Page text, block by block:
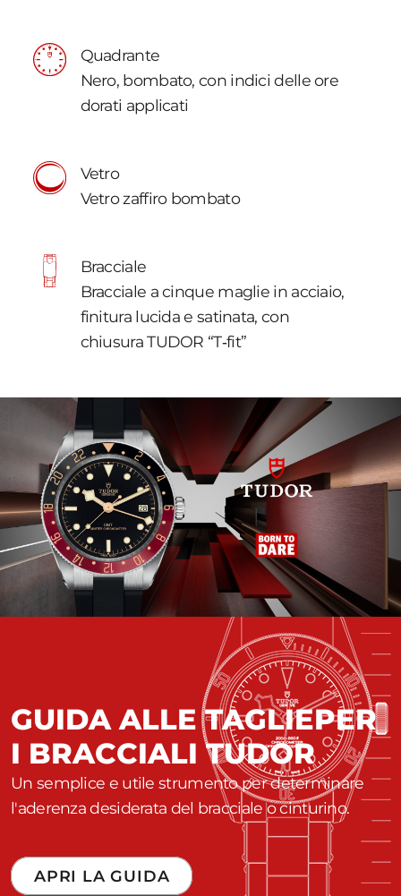
Quadrante
Nero, bombato, con indici delle ore
dorati applicati
Vetro
Vetro zaffiro bombato
Bracciale
Bracciale a cinque maglie in acciaio,
finitura lucida e satinata, con
chiusura TUDOR “T‑fit”
GUIDA ALLE TAGLIEPER
I BRACCIALI TUDOR
Un semplice e utile strumento per determinare
l'aderenza desiderata del bracciale o cinturino.
APRI LA GUIDA